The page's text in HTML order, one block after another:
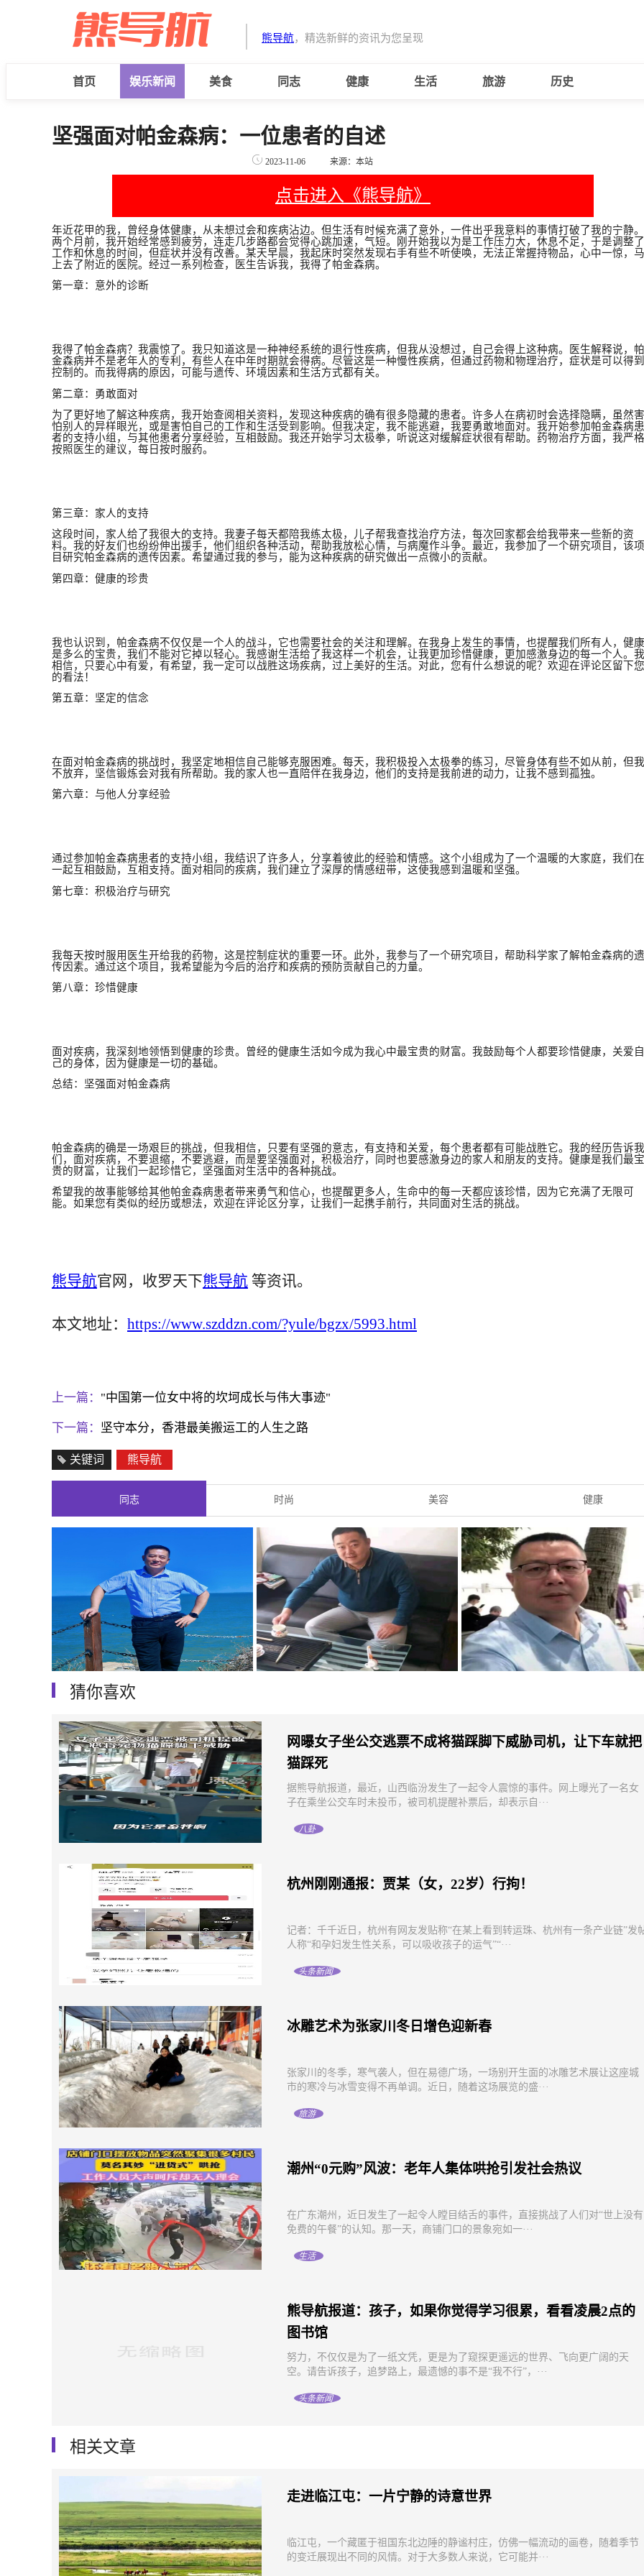
熊导航，精选新鲜的资讯为您呈现
首页 娱乐新闻 美食 同志 健康 生活 旅游 历史
坚强面对帕金森病：一位患者的自述
2023-11-06 来源：本站
点击进入《熊导航》
年近花甲的我，曾经身体健康，从未想过会和疾病沾边。但生活有时候充满了意外，一件出乎我意料的事情打破了我的宁静。
两个月前，我开始经常感到疲劳，连走几步路都会觉得心跳加速，气短。刚开始我以为是工作压力大，休息不足，于是调整了
工作和休息的时间，但症状并没有改善。某天早晨，我起床时突然发现右手有些不听使唤，无法正常握持物品，心中一惊，马
上去了附近的医院。经过一系列检查，医生告诉我，我得了帕金森病。
第一章：意外的诊断
我得了帕金森病？我震惊了。我只知道这是一种神经系统的退行性疾病，但我从没想过，自己会得上这种病。医生解释说，帕
金森病并不是老年人的专利，有些人在中年时期就会得病。尽管这是一种慢性疾病，但通过药物和物理治疗，症状是可以得到
控制的。而我得病的原因，可能与遗传、环境因素和生活方式都有关。
第二章：勇敢面对
为了更好地了解这种疾病，我开始查阅相关资料，发现这种疾病的确有很多隐藏的患者。许多人在病初时会选择隐瞒，虽然害
怕别人的异样眼光，或是害怕自己的工作和生活受到影响。但我决定，我不能逃避，我要勇敢地面对。我开始参加帕金森病患
者的支持小组，与其他患者分享经验，互相鼓励。我还开始学习太极拳，听说这对缓解症状很有帮助。药物治疗方面，我严格
按照医生的建议，每日按时服药。
第三章：家人的支持
这段时间，家人给了我很大的支持。我妻子每天都陪我练太极，儿子帮我查找治疗方法，每次回家都会给我带来一些新的资
料。我的好友们也纷纷伸出援手，他们组织各种活动，帮助我放松心情，与病魔作斗争。最近，我参加了一个研究项目，该项
目研究帕金森病的遗传因素。希望通过我的参与，能为这种疾病的研究做出一点微小的贡献。
第四章：健康的珍贵
我也认识到，帕金森病不仅仅是一个人的战斗，它也需要社会的关注和理解。在我身上发生的事情，也提醒我们所有人，健康
是多么的宝贵，我们不能对它掉以轻心。我感谢生活给了我这样一个机会，让我更加珍惜健康，更加感激身边的每一个人。我
相信，只要心中有爱，有希望，我一定可以战胜这场疾病，过上美好的生活。对此，您有什么想说的呢？欢迎在评论区留下您
的看法！
第五章：坚定的信念
在面对帕金森病的挑战时，我坚定地相信自己能够克服困难。每天，我积极投入太极拳的练习，尽管身体有些不如从前，但我
不放弃，坚信锻炼会对我有所帮助。我的家人也一直陪伴在我身边，他们的支持是我前进的动力，让我不感到孤独。
第六章：与他人分享经验
通过参加帕金森病患者的支持小组，我结识了许多人，分享着彼此的经验和情感。这个小组成为了一个温暖的大家庭，我们在
一起互相鼓励，互相支持。面对相同的疾病，我们建立了深厚的情感纽带，这使我感到温暖和坚强。
第七章：积极治疗与研究
我每天按时服用医生开给我的药物，这是控制症状的重要一环。此外，我参与了一个研究项目，帮助科学家了解帕金森病的遗
传因素。通过这个项目，我希望能为今后的治疗和疾病的预防贡献自己的力量。
第八章：珍惜健康
面对疾病，我深刻地领悟到健康的珍贵。曾经的健康生活如今成为我心中最宝贵的财富。我鼓励每个人都要珍惜健康，关爱自
己的身体，因为健康是一切的基础。
总结：坚强面对帕金森病
帕金森病的确是一场艰巨的挑战，但我相信，只要有坚强的意志，有支持和关爱，每个患者都有可能战胜它。我的经历告诉我
们，面对疾病，不要退缩，不要逃避，而是要坚强面对，积极治疗，同时也要感激身边的家人和朋友的支持。健康是我们最宝
贵的财富，让我们一起珍惜它，坚强面对生活中的各种挑战。
希望我的故事能够给其他帕金森病患者带来勇气和信心，也提醒更多人，生命中的每一天都应该珍惜，因为它充满了无限可
能。如果您有类似的经历或想法，欢迎在评论区分享，让我们一起携手前行，共同面对生活的挑战。
熊导航官网，收罗天下熊导航 等资讯。
本文地址： https://www.szddzn.com/?yule/bgzx/5993.html
上一篇： "中国第一位女中将的坎坷成长与伟大事迹"
下一篇： 坚守本分，香港最美搬运工的人生之路
关键词 熊导航
同志 时尚 美容 健康
武林盛宴：晚清大内高手与许世友的武
猜你喜欢
网曝女子坐公交逃票不成将猫踩脚下威胁司机，让下车就把
猫踩死
据熊导航报道，最近，山西临汾发生了一起令人震惊的事件。网上曝光了一名女
子在乘坐公交车时未投币，被司机提醒补票后，却表示自···
八卦
杭州刚刚通报：贾某（女，22岁）行拘！
记者：千千近日，杭州有网友发贴称“在某上看到转运珠、杭州有一条产业链”发
人称“和孕妇发生性关系，可以吸收孩子的运气”“···
头条新闻
冰雕艺术为张家川冬日增色迎新春
张家川的冬季，寒气袭人，但在易德广场，一场别开生面的冰雕艺术展让这座城
市的寒冷与冰雪变得不再单调。近日，随着这场展览的盛···
旅游
潮州“0元购”风波：老年人集体哄抢引发社会热议
在广东潮州，近日发生了一起令人瞠目结舌的事件，直接挑战了人们对“世上没有
免费的午餐”的认知。那一天，商铺门口的景象宛如一···
生活
熊导航报道：孩子，如果你觉得学习很累，看看凌晨2点的
图书馆
努力，不仅仅是为了一纸文凭，更是为了窥探更遥远的世界、飞向更广阔的天
空。请告诉孩子，追梦路上，最遗憾的事不是“我不行”，···
头条新闻
相关文章
走进临江屯：一片宁静的诗意世界
临江屯，一个藏匿于祖国东北边陲的静谧村庄，仿佛一幅流动的画卷，随着季节
的变迁展现出不同的风情。对于大多数人来说，它可能并···